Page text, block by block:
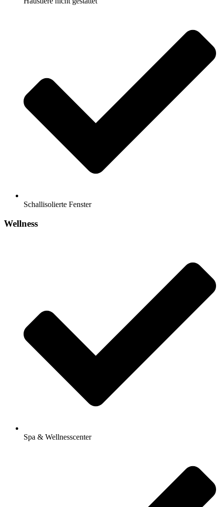
Schallisolierte Fenster
Wellness
Spa & Wellnesscenter